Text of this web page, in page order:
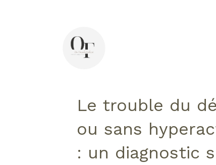
Le trouble du
ou sans
: un diagnostic